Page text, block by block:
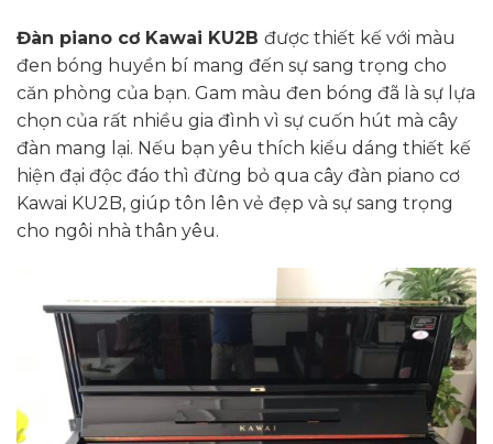
Đàn piano cơ Kawai KU2B được thiết kế với màu
đen bóng huyền bí mang đến sự sang trọng cho
căn phòng của bạn. Gam màu đen bóng đã là sự lựa
chọn của rất nhiều gia đình vì sự cuốn hút mà cây
đàn mang lại. Nếu bạn yêu thích kiểu dáng thiết kế
hiện đại độc đáo thì đừng bỏ qua cây đàn piano cơ
Kawai KU2B, giúp tôn lên vẻ đẹp và sự sang trọng
cho ngôi nhà thân yêu.